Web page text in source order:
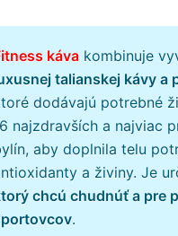
káva kombinuje
talianskej kávy a
dodávajú potrebné
najzdravších a najviac
aby doplnila telu
a živiny. Je
chcú chudnúť a pre
.